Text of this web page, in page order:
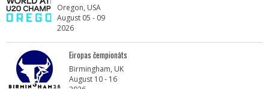
Oregon, USA
August 05 - 09
2026
Eiropas čempionāts
Birmingham, UK
August 10 - 16